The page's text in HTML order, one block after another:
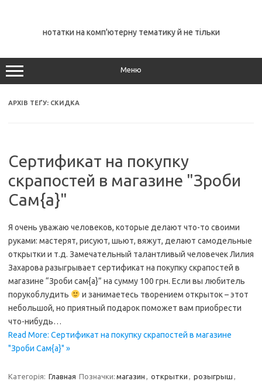
нотатки на комп'ютерну тематику й не тільки
Меню
АРХІВ ТЕҐУ: СКИДКА
Сертификат на покупку
скрапостей в магазине "Зроби
Сам{а}"
Я очень уважаю человеков, которые делают что-то своими
руками: мастерят, рисуют, шьют, вяжут, делают самодельные
открытки и т.д. Замечательный талантливый человечек Лилия
Захарова разыгрывает сертификат на покупку скрапостей в
магазине “Зроби сам{а}” на сумму 100 грн. Если вы любитель
порукоблудить
и занимаетесь творением открыток – этот
небольшой, но приятный подарок поможет вам приобрести
что-нибудь…
Read More: Сертификат на покупку скрапостей в магазине
"Зроби Сам{а}" »
Категорія: Главная Позначки: магазин , открытки , розыгрыш ,